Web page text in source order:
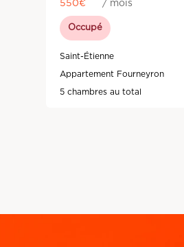
550€ / mois
Occupé
Saint-Étienne
Appartement Fourneyron
5 chambres au total